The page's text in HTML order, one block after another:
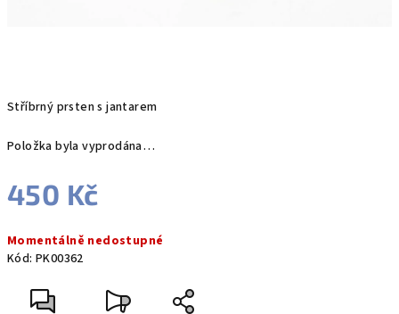
Stříbrný prsten s jantarem
Položka byla vyprodána…
450 Kč
cena:
Momentálně nedostupné
Kód: PK00362